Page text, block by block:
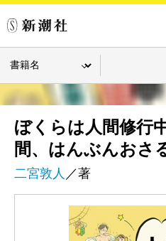
ぼくらは人間修行
間、はんぶんおさ
二宮敦人 ／著